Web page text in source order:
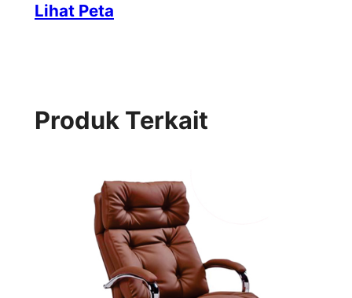
Lihat Peta
Produk Terkait